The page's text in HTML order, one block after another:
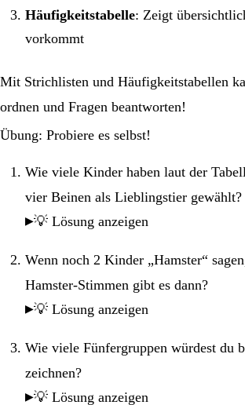
Häufigkeitstabelle: Zeigt
vorkommt
Mit Strichlisten und Häufigkeitstabellen
ordnen und Fragen beantworten!
Übung: Probiere es selbst!
Wie viele Kinder haben laut der
vier Beinen als Lieblingstier gewählt?
💡 Lösung anzeigen
Wenn noch 2 Kinder „Hamster“
Hamster-Stimmen gibt es dann?
💡 Lösung anzeigen
Wie viele Fünfergruppen würdest du
zeichnen?
💡 Lösung anzeigen